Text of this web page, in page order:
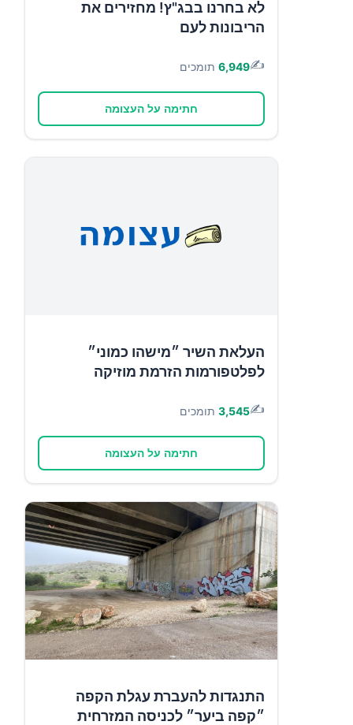
לא בחרנו בבג"ץ! מחזירים את
הריבונות לעם
✍️
6,949 תומכים
חתימה על העצומה
העלאת השיר ״מישהו כמוני״
לפלטפורמות הזרמת מוזיקה
✍️
3,545 תומכים
חתימה על העצומה
התנגדות להעברת עגלת הקפה
״קפה ביער״ לכניסה המזרחית